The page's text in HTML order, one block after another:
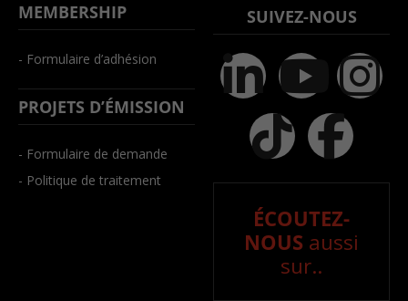
MEMBERSHIP
- Formulaire d’adhésion
PROJETS D’ÉMISSION
- Formulaire de demande
- Politique de traitement
SUIVEZ-NOUS
ÉCOUTEZ-
NOUS aussi
sur..